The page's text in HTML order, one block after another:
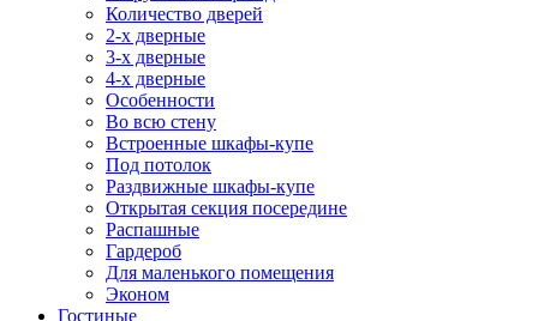
Количество дверей
2-х дверные
3-х дверные
4-х дверные
Особенности
Во всю стену
Встроенные шкафы-купе
Под потолок
Раздвижные шкафы-купе
Открытая секция посередине
Распашные
Гардероб
Для маленького помещения
Эконом
Гостиные